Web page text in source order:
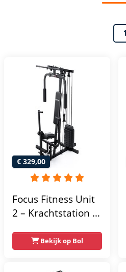
€ 329,00
Focus Fitness Unit
2 – Krachtstation –
– Lat Pulley
Bekijk op Bol